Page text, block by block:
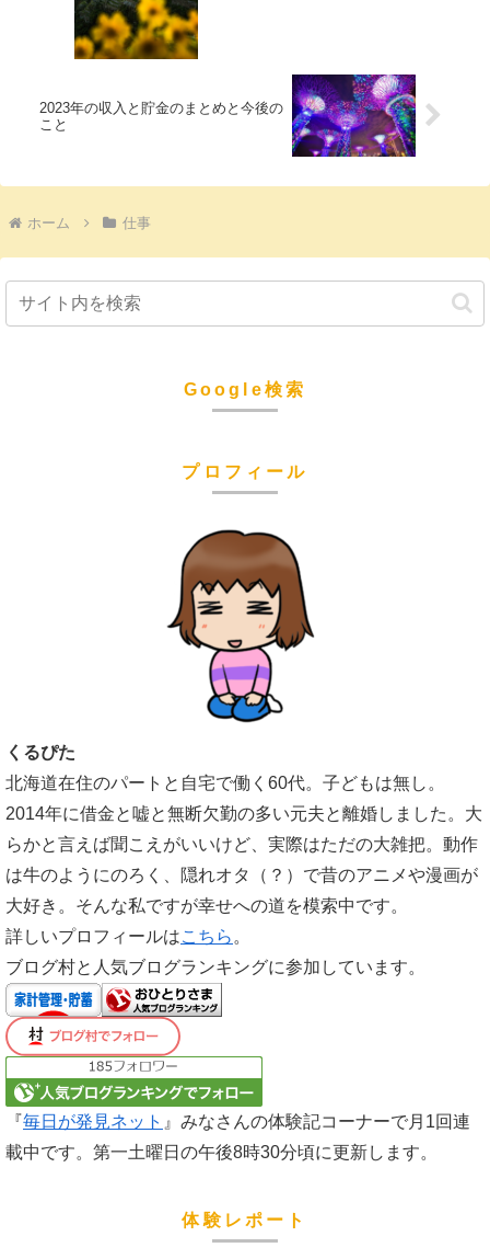
2023年の収入と貯金のまとめと今後の
こと
ホーム 仕事
Google検索
プロフィール
くるぴた
北海道在住のパートと自宅で働く60代。子どもは無し。
2014年に借金と嘘と無断欠勤の多い元夫と離婚しました。大
らかと言えば聞こえがいいけど、実際はただの大雑把。動作
は牛のようにのろく、隠れオタ（？）で昔のアニメや漫画が
大好き。そんな私ですが幸せへの道を模索中です。
詳しいプロフィールはこちら 。
ブログ村と人気ブログランキングに参加しています。
『毎日が発見ネット 』みなさんの体験記コーナーで月1回連
載中です。第一土曜日の午後8時30分頃に更新します。
体験レポート